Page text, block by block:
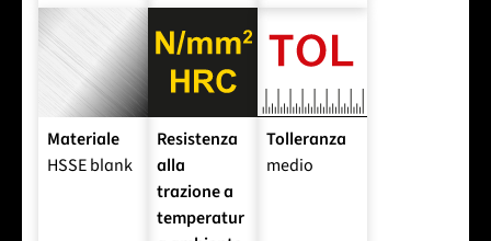
Materiale
HSSE blank
Resistenza
alla
trazione a
temperatur
Tolleranza
medio